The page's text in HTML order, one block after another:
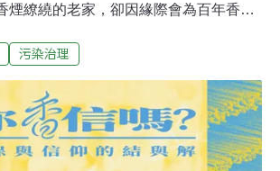
煙繚繞的老家，卻因緣際會為百年香舖
望才能夠直達天聽。在台北龍山寺月老
隊的演唱會門票。「追星就跟姻緣一
」Z世代如是說。文史工作者施景耀
他跟信仰的連結。信仰與燒香，也不總
代的香火日常，將會是怎樣的光景？新
污染治理